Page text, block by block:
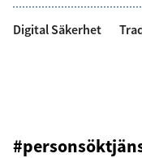
Digital Säkerhet